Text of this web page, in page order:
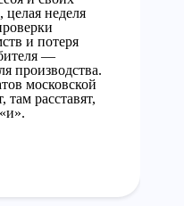
целая неделя
и потеря
—
производства.
московской
расставят,